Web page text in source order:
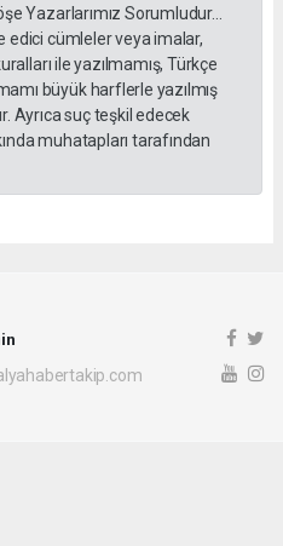
Yazarlarımız Sorumludur...
edici cümleler veya imalar,
ile yazılmamış, Türkçe
büyük harflerle yazılmış
Ayrıca suç teşkil edecek
muhatapları tarafından